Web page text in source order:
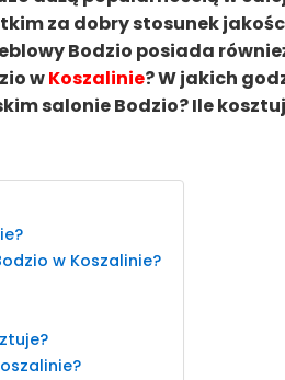
za dobry stosunek
Bodzio posiada
wKoszalinie? W jakich
salonie Bodzio? Ile
w Koszalinie?